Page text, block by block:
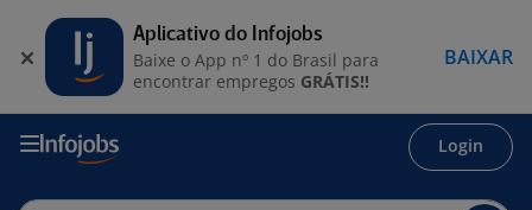
Login
Aplicativo do Infojobs
Baixe o App nº 1 do Brasil para
encontrar empregos GRÁTIS!!
BAIXAR